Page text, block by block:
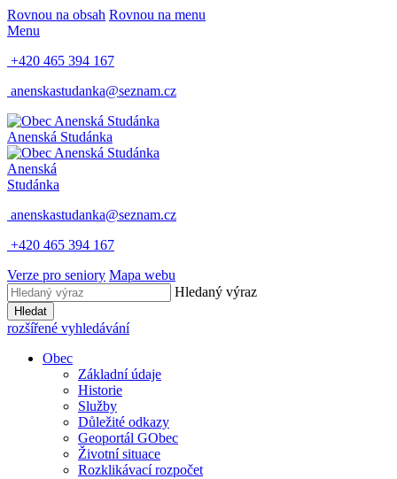
Rovnou na obsah Rovnou na menu
Menu
+420 465 394 167
anenskastudanka@seznam.cz
Anenská Studánka
Anenská
Studánka
anenskastudanka@seznam.cz
+420 465 394 167
Verze pro seniory Mapa webu
Hledaný výraz
Hledat
rozšířené vyhledávání
Obec
Základní údaje
Historie
Služby
Důležité odkazy
Geoportál GObec
Životní situace
Rozklikávací rozpočet